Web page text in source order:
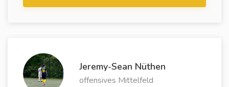
Jeremy-Sean Nüthen
offensives Mittelfeld